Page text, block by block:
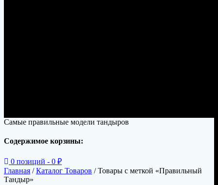
Самые правильные модели тандыров
Содержимое корзины:
0 позиций - 0 ₽
Главная /Каталог Товаров / Товары с меткой «Правильный
Тандыр»